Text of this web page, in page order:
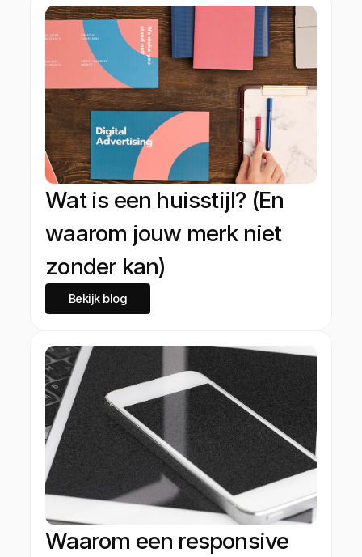
Wat is een huisstijl? (En
waarom jouw merk niet
zonder kan)
Bekijk blog
Waarom een responsive